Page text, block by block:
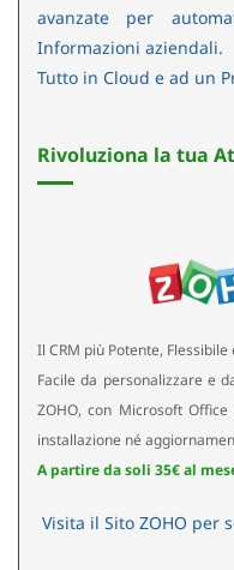
avanzate per
Informazioni aziendali.
Tutto in Cloud e ad un
Rivoluziona la tua
Il CRM più Potente,
Facile da personalizzare e
ZOHO, con Microsoft
installazione né
A partire da soli 35€ al
Visita il Sito ZOHO per